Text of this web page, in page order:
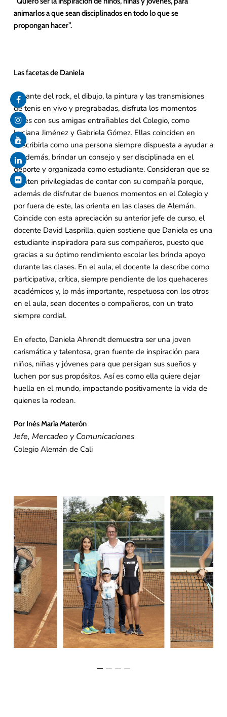
animarlos a que sean disciplinados en todo lo que se
propongan hacer”.
Las facetas de Daniela
Amante del rock, el dibujo, la pintura y las transmisiones
de tenis en vivo y pregrabadas, disfruta los momentos
libres con sus amigas entrañables del Colegio, como
Luciana Jiménez y Gabriela Gómez. Ellas coinciden en
describirla como una persona siempre dispuesta a ayudar a
los demás, brindar un consejo y ser disciplinada en el
deporte y organizada como estudiante. Consideran que se
sienten privilegiadas de contar con su compañía porque,
además de disfrutar de buenos momentos en el Colegio y
por fuera de este, las orienta en las clases de Alemán.
Coincide con esta apreciación su anterior jefe de curso, el
docente David Lasprilla, quien sostiene que Daniela es una
estudiante inspiradora para sus compañeros, puesto que
gracias a su óptimo rendimiento escolar les brinda apoyo
durante las clases. En el aula, el docente la describe como
participativa, crítica, siempre pendiente de los quehaceres
académicos y, lo más importante, respetuosa con los otros
en el aula, sean docentes o compañeros, con un trato
siempre cordial.
En efecto, Daniela Ahrendt demuestra ser una joven
carismática y talentosa, gran fuente de inspiración para
niños, niñas y jóvenes para que persigan sus sueños y
luchen por sus propósitos. Así es como ella quiere dejar
huella en el mundo, impactando positivamente la vida de
quienes la rodean.
Por Inés María Materón
Jefe, Mercadeo y Comunicaciones
Colegio Alemán de Cali